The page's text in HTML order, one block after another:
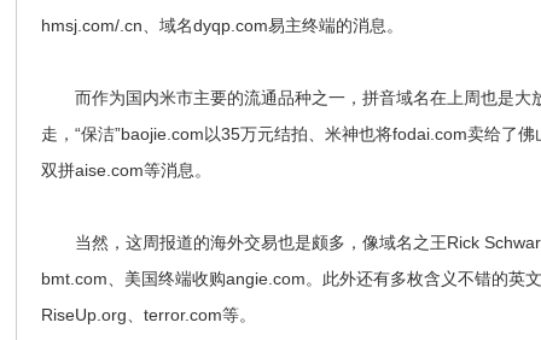
hmsj.com/.cn、域名dyqp.com易主终端的消息。
而作为国内米市主要的流通品种之一，拼音域名在上周也是大
走，“保洁”baojie.com以35万元结拍、米神也将fodai.com卖给了
双拼aise.com等消息。
当然，这周报道的海外交易也是颇多，像域名之王Rick
bmt.com、美国终端收购angie.com。此外还有多枚含义不错的英
RiseUp.org、terror.com等。